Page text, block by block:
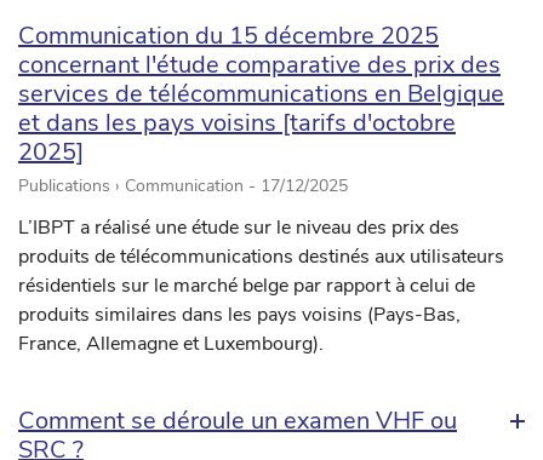
Communication du 15 décembre 2025
concernant l'étude comparative des prix des
services de télécommunications en Belgique
et dans les pays voisins [tarifs d'octobre
2025]
Publications › Communication - 17/12/2025
L’IBPT a réalisé une étude sur le niveau des prix des
produits de télécommunications destinés aux utilisateurs
résidentiels sur le marché belge par rapport à celui de
produits similaires dans les pays voisins (Pays-Bas,
France, Allemagne et Luxembourg).
Comment se déroule un examen VHF ou
SRC ?